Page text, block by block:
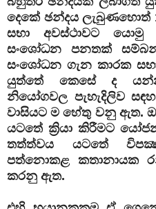
දෙකේ ඡන්දය ලැබුණහොත්
සභා අවස්ථාවට යොමු
සංශෝධන පනතක්
සංශෝධන ගැන කාරක
යුත්තේ කෙසේ ද
නියෝගවල පැහැදිලිව
වාසියට ම හේතු වනු ඇත.
යටතේ ක්‍රියා කිරීමට
තත්ත්වය යටතේ
පත්නොකළ කතානායක
කරනු ඇත.